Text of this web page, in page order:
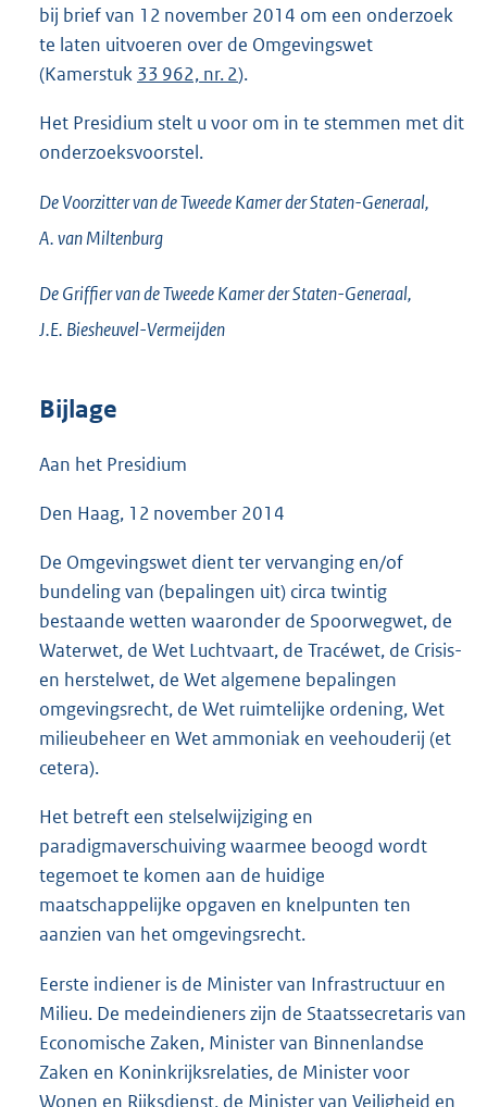
bij brief van 12 november 2014 om een onderzoek
te laten uitvoeren over de Omgevingswet
(Kamerstuk 33 962, nr. 2).
Het Presidium stelt u voor om in te stemmen met dit
onderzoeksvoorstel.
De Voorzitter van de Tweede Kamer der Staten-Generaal,
A. vanMiltenburg
De Griffier van de Tweede Kamer der Staten-Generaal,
J.E. Biesheuvel-Vermeijden
Bijlage
Aan het Presidium
Den Haag, 12 november 2014
De Omgevingswet dient ter vervanging en/of
bundeling van (bepalingen uit) circa twintig
bestaande wetten waaronder de Spoorwegwet, de
Waterwet, de Wet Luchtvaart, de Tracéwet, de Crisis-
en herstelwet, de Wet algemene bepalingen
omgevingsrecht, de Wet ruimtelijke ordening, Wet
milieubeheer en Wet ammoniak en veehouderij (et
cetera).
Het betreft een stelselwijziging en
paradigmaverschuiving waarmee beoogd wordt
tegemoet te komen aan de huidige
maatschappelijke opgaven en knelpunten ten
aanzien van het omgevingsrecht.
Eerste indiener is de Minister van Infrastructuur en
Milieu. De medeindieners zijn de Staatssecretaris van
Economische Zaken, Minister van Binnenlandse
Zaken en Koninkrijksrelaties, de Minister voor
Wonen en Rijksdienst, de Minister van Veiligheid en